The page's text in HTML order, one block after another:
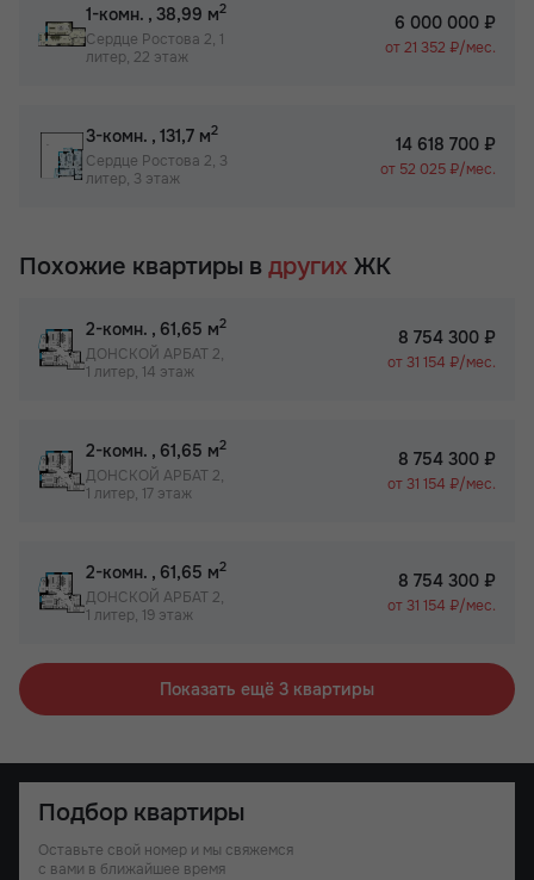
1-комн. , 38,99 м2
Сердце Ростова 2, 1
литер, 22 этаж
6 000 000 ₽
от 21 352 ₽/мес.
3-комн. , 131,7 м2
Сердце Ростова 2, 3
литер, 3 этаж
14 618 700 ₽
от 52 025 ₽/мес.
Похожие квартиры в других ЖК
2-комн. , 61,65 м2
ДОНСКОЙ АРБАТ 2,
1 литер, 14 этаж
8 754 300 ₽
от 31 154 ₽/мес.
2-комн. , 61,65 м2
ДОНСКОЙ АРБАТ 2,
1 литер, 17 этаж
8 754 300 ₽
от 31 154 ₽/мес.
2-комн. , 61,65 м2
ДОНСКОЙ АРБАТ 2,
1 литер, 19 этаж
8 754 300 ₽
от 31 154 ₽/мес.
Показать ещё 3 квартиры
Подбор квартиры
Оставьте свой номер и мы свяжемся
с вами в ближайшее время